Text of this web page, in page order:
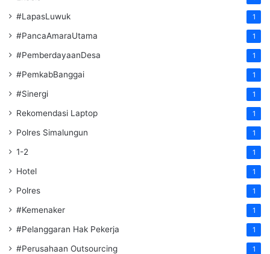
#LapasLuwuk 1
#PancaAmaraUtama 1
#PemberdayaanDesa 1
#PemkabBanggai 1
#Sinergi 1
Rekomendasi Laptop 1
Polres Simalungun 1
1-2 1
Hotel 1
Polres 1
#Kemenaker 1
#Pelanggaran Hak Pekerja 1
#Perusahaan Outsourcing 1